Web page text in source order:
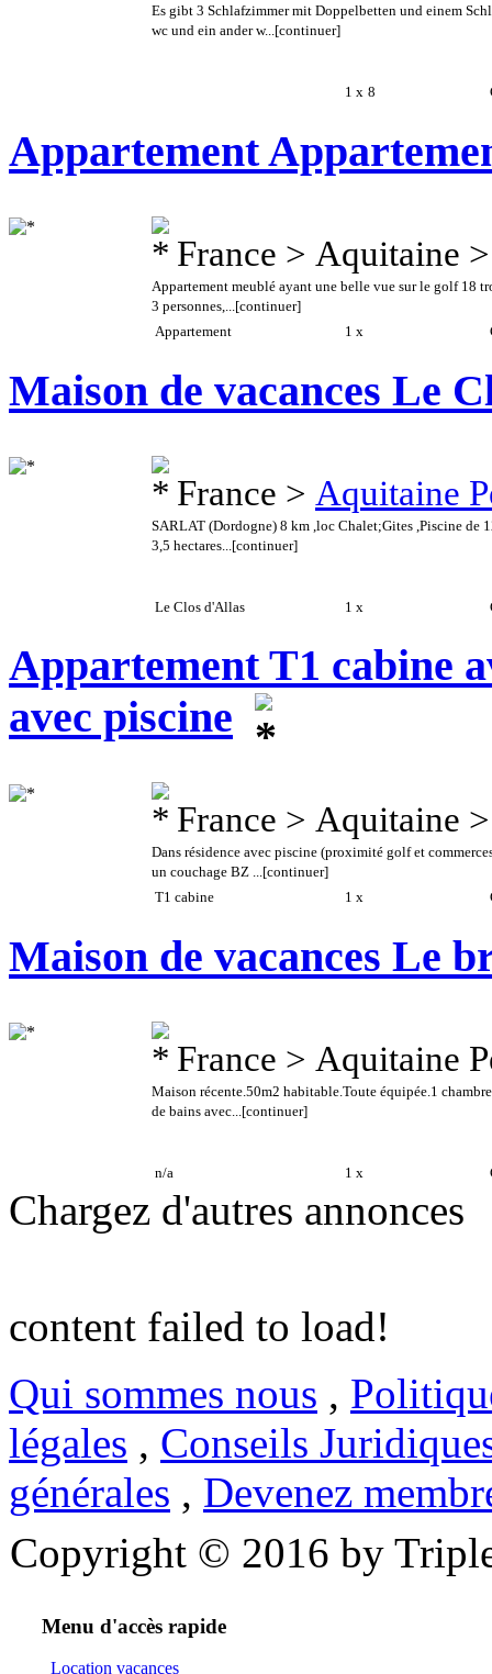
Es gibt 3 Schlafzimmer mit Doppelbetten und einem
wc und ein ander w...[continuer]
1 x 8
Appartement
France > Aquitaine
Appartement meublé ayant une belle vue sur le golf 18
3 personnes,...[continuer]
Appartement
1 x
Maison de vacances Le
France > Aquitaine
SARLAT (Dordogne) 8 km ,loc Chalet;Gites ,Piscine de
3,5 hectares... [continuer]
Le Clos d'Allas 1 x
Appartement T1 cabine
avec piscine
France > Aquitaine
Dans résidence avec piscine (proximité golf et
un couchage BZ ...[continuer]
T1 cabine
1 x
Maison de vacances Le
France > Aquitaine
Maison récente.50m2 habitable.Toute équipée.1
de bains avec...[continuer]
n/a 1 x
Chargez d'autres annonces
content failed to load!
Qui sommes nous ,
légales , Conseils
générales , Devenez
Copyright © 2016 by
Menu d'accès rapide
Location vacances